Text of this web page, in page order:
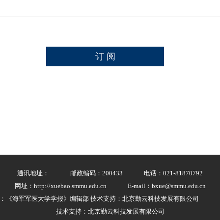
通讯地址： 邮政编码：200433
电话：021-81870792
网址：http://xuebao.smmu.edu.cn
E-mail：bxue@smmu.edu.cn
《海军军医大学学报》编辑部 技术支持：北京勤云科技发展有限公司
技术支持：北京勤云科技发展有限公司